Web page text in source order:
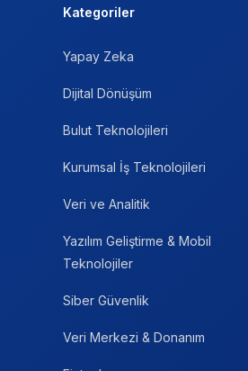
Kategoriler
Yapay Zeka
Dijital Dönüşüm
Bulut Teknolojileri
Kurumsal İş Teknolojileri
Veri ve Analitik
Yazılım Geliştirme & Mobil
Teknolojiler
Siber Güvenlik
Veri Merkezi & Donanım